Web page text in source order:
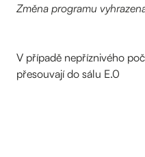
Změna programu
V případě nepříznivého
přesouvají do sálu E.0